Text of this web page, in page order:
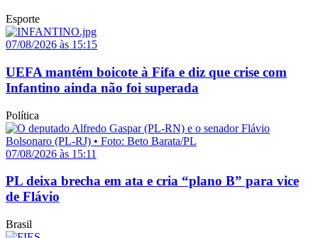
Esporte
07/08/2026 às 15:15
UEFA mantém boicote à Fifa e diz que crise com
Infantino ainda não foi superada
Política
07/08/2026 às 15:11
PL deixa brecha em ata e cria “plano B” para vice
de Flávio
Brasil